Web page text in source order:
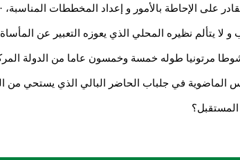
على الإحاطة بالأمور و إعداد المخططات
و لا يتألم نظيره المحلي الذي يعوزه التعبير عن
مرتونيا طوله خمسة وخمسون عاما من الدولة
الماضوية في جلباب الحاضر البالي الذي يستحي من
المستقبل؟